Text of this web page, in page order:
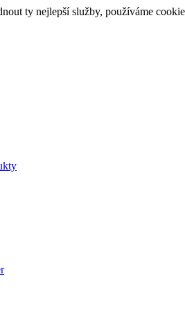
ty nejlepší služby, používáme